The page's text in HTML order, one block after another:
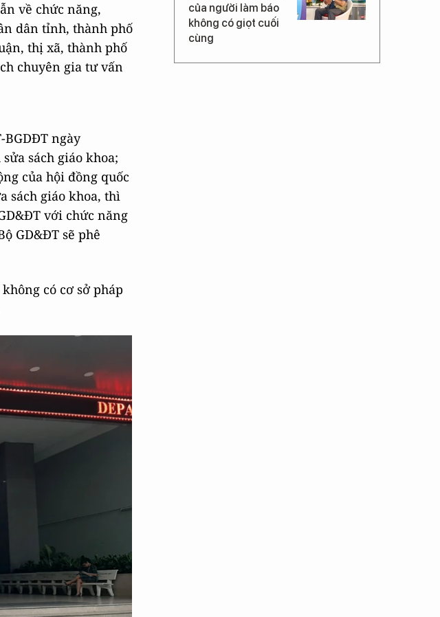
về chức năng,
dân tỉnh, thành phố
thị xã, thành phố
chuyên gia tư vấn
BGDĐT ngày
sách giáo khoa;
của hội đồng quốc
sách giáo khoa, thì
với chức năng
GD&ĐT sẽ phê
có cơ sở pháp
của người làm báo
không có giọt cuối
cùng